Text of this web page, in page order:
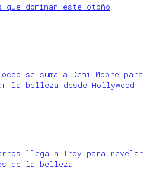
que dominan este otoño
se suma a Demi Moore para
la belleza desde Hollywood
llega a Troy para revelar
de la belleza